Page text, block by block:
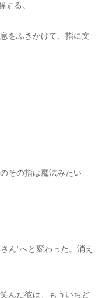
する。
をふきかけて、指に文
その指は魔法みたい
ん”へと変わった。消え
んだ彼は、もういちど